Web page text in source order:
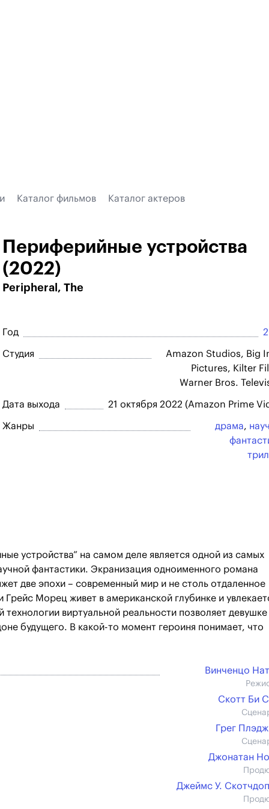
Каталог фильмов Каталог актеров
Периферийные устройства
(2022)
Peripheral, The
Год
Студия
Amazon Studios, Big
Pictures, Kilter
Warner Bros.
Дата выхода 21 октября 2022 (Amazon Prime
Жанры драма,
устройства” на самом деле является одной из самых
фантастики. Экранизация одноименного романа
две эпохи – современный мир и не столь отдаленное
Морец живет в американской глубинке и
виртуальной реальности позволяет девушке
будущего. В какой-то момент героиня понимает, что
Винченцо
Скотт Би
Грег
Джонатан
Джеймс У.